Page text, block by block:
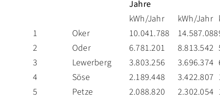
Jahre
kWh/Jahr
kWh/Jahr
1
Oker 10.041.788 14.587.088
2
Oder 6.781.201 8.813.542
3
Lewerberg 3.803.256 3.696.374
4
Söse 2.189.448 3.422.807
5
Petze 2.088.820 2.302.054